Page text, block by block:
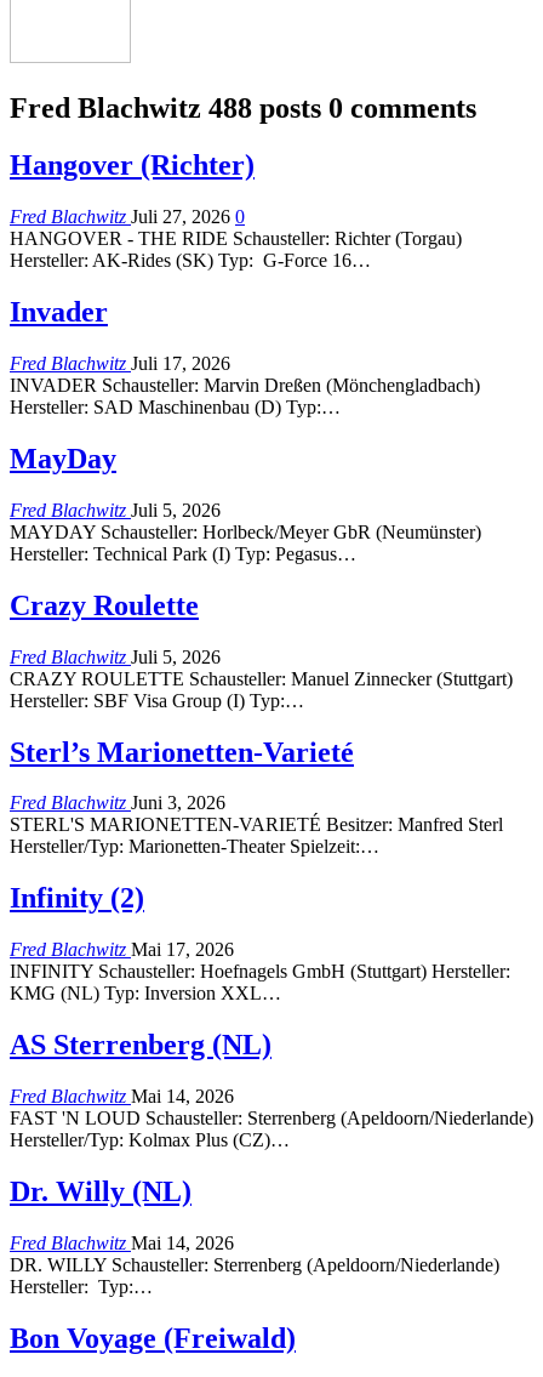
Fred Blachwitz 488 posts 0 comments
Hangover (Richter)
Fred Blachwitz Juli 27, 2026 0
HANGOVER - THE RIDE Schausteller: Richter (Torgau)
Hersteller: AK-Rides (SK) Typ: G-Force 16…
Invader
Fred Blachwitz Juli 17, 2026
INVADER Schausteller: Marvin Dreßen (Mönchengladbach)
Hersteller: SAD Maschinenbau (D) Typ:…
MayDay
Fred Blachwitz Juli 5, 2026
MAYDAY Schausteller: Horlbeck/Meyer GbR (Neumünster)
Hersteller: Technical Park (I) Typ: Pegasus…
Crazy Roulette
Fred Blachwitz Juli 5, 2026
CRAZY ROULETTE Schausteller: Manuel Zinnecker (Stuttgart)
Hersteller: SBF Visa Group (I) Typ:…
Sterl’s Marionetten-Varieté
Fred Blachwitz Juni 3, 2026
STERL'S MARIONETTEN-VARIETÉ Besitzer: Manfred Sterl
Hersteller/Typ: Marionetten-Theater Spielzeit:…
Infinity (2)
Fred Blachwitz Mai 17, 2026
INFINITY Schausteller: Hoefnagels GmbH (Stuttgart) Hersteller:
KMG (NL) Typ: Inversion XXL…
AS Sterrenberg (NL)
Fred Blachwitz Mai 14, 2026
FAST 'N LOUD Schausteller: Sterrenberg (Apeldoorn/Niederlande)
Hersteller/Typ: Kolmax Plus (CZ)…
Dr. Willy (NL)
Fred Blachwitz Mai 14, 2026
DR. WILLY Schausteller: Sterrenberg (Apeldoorn/Niederlande)
Hersteller: Typ:…
Bon Voyage (Freiwald)